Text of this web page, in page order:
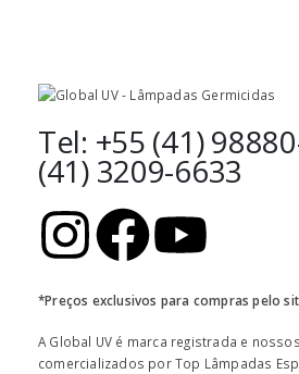
Tel: +55 (41)
(41) 3209-6633
*Preços exclusivos para compras pelo
A Global UV é marca registrada e
comercializados por Top Lâmpadas